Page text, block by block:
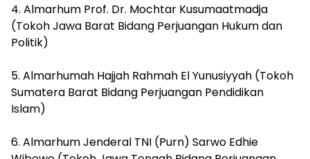
4. Almarhum Prof. Dr. Mochtar Kusumaatmadja
(Tokoh Jawa Barat Bidang Perjuangan Hukum dan
Politik)
5. Almarhumah Hajjah Rahmah El Yunusiyyah (Tokoh
Sumatera Barat Bidang Perjuangan Pendidikan
Islam)
6. Almarhum Jenderal TNI (Purn) Sarwo Edhie